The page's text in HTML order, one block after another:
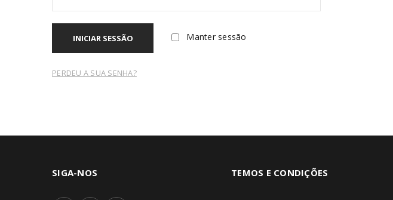
Manter sessão
INICIAR SESSÃO
PERDEU A SUA SENHA?
SIGA-NOS TEMOS E CONDIÇÕES